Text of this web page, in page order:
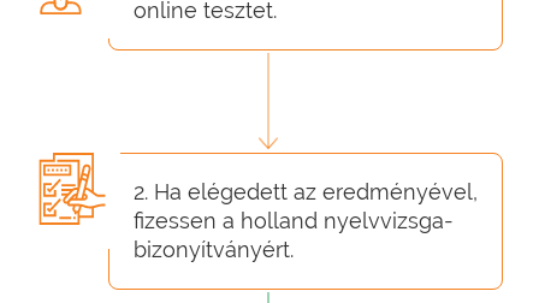
online tesztet.
2. Ha elégedett az eredményével,
fizessen a holland nyelvvizsga-
bizonyítványért.